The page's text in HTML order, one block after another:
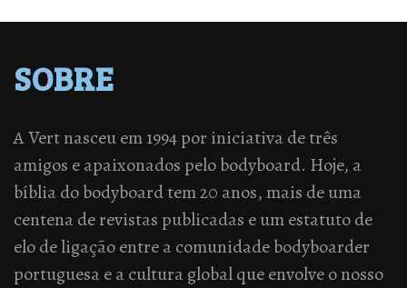
SOBRE
A Vert nasceu em 1994 por iniciativa de três
amigos e apaixonados pelo bodyboard. Hoje, a
bíblia do bodyboard tem 20 anos, mais de uma
centena de revistas publicadas e um estatuto de
elo de ligação entre a comunidade bodyboarder
portuguesa e a cultura global que envolve o nosso